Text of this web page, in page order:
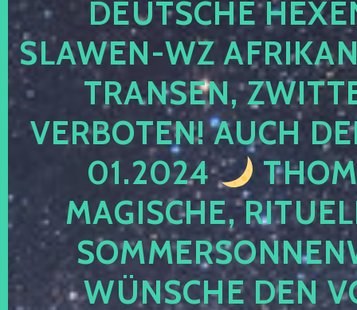
DEUTSCHE
SLAWEN-WZ
TRANSEN,
VERBOTEN! AUCH
01.2024
MAGISCHE,
WÜNSCHE DEN